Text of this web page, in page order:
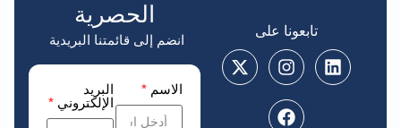
تابعونا على
الحصرية
انضم إلى قائمتنا البريدية
الاسم *
البريد
الإلكتروني *